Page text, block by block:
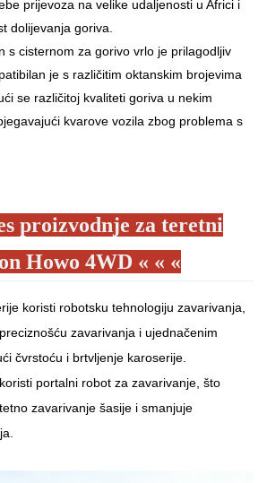
prijevoza na velike udaljenosti u Africi i
dolijevanja goriva.
s cisternom za gorivo vrlo je prilagodljiv
je s različitim oktanskim brojevima
se različitoj kvaliteti goriva u nekim
kvarove vozila zbog problema s
proizvodnje za teretni
Howo 4WD « « «
koristi robotsku tehnologiju zavarivanja,
zavarivanja i ujednačenim
čvrstoću i brtvljenje karoserije.
portalni robot za zavarivanje, što
zavarivanje šasije i smanjuje